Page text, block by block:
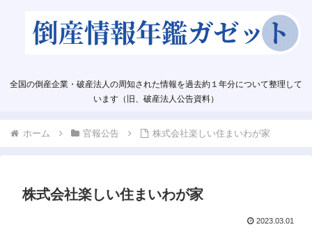
全国の倒産企業・破産法人の周知された情報を過去約１年分について整理して
います（旧、破産法人公告資料）
ホーム 官報公告 株式会社楽しい住まいわが家
株式会社楽しい住まいわが家
2023.03.01